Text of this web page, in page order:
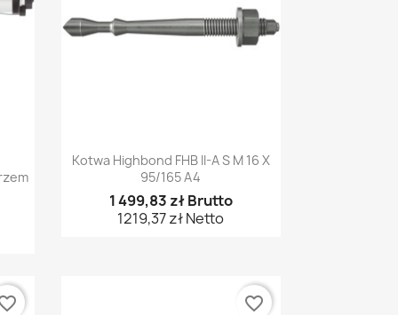
Szybki podgląd
Kotwa Highbond FHB II-A S M 16 X
95/165 A4
1 499,83 zł Brutto
1219,37 zł Netto
favorite_border